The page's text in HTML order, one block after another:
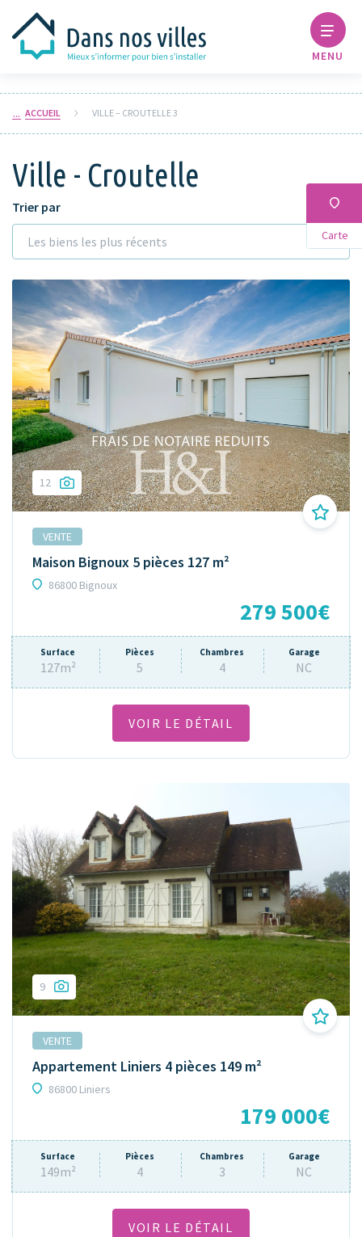
MENU
ACCUEIL VILLE – CROUTELLE 3
Ville - Croutelle
Carte
Trier par
Les biens les plus récents
12
VENTE
Maison Bignoux 5 pièces 127 m²
86800 Bignoux
279 500€
Surface
127m²
Pièces
5
Chambres
4
Garage
NC
VOIR LE DÉTAIL
9
VENTE
Appartement Liniers 4 pièces 149 m²
86800 Liniers
179 000€
Surface
149m²
Pièces
4
Chambres
3
Garage
NC
VOIR LE DÉTAIL